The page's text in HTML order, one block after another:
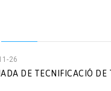
26
DE TECNIFICACIÓ DE